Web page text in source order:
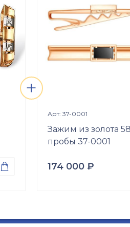

+
Арт: 37-0001
Зажим из золота
пробы 37-0001
174 000 ₽
б\р